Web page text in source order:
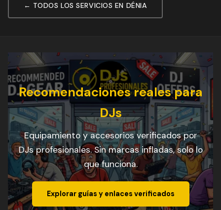
← TODOS LOS SERVICIOS EN DÉNIA
Recomendaciones reales para
DJs
Equipamiento y accesorios verificados por
DJs profesionales. Sin marcas infladas, solo lo
que funciona.
Explorar guías y enlaces verificados